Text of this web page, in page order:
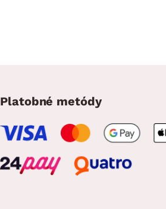
Platobné metódy